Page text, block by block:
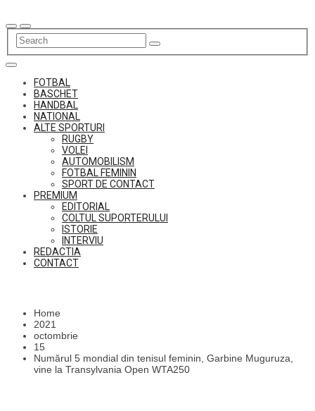
to
content
FOTBAL
BASCHET
HANDBAL
NATIONAL
ALTE SPORTURI
RUGBY
VOLEI
AUTOMOBILISM
FOTBAL FEMININ
SPORT DE CONTACT
PREMIUM
EDITORIAL
COLTUL SUPORTERULUI
ISTORIE
INTERVIU
REDACTIA
CONTACT
Home
2021
octombrie
15
Numărul 5 mondial din tenisul feminin, Garbine Muguruza,
vine la Transylvania Open WTA250